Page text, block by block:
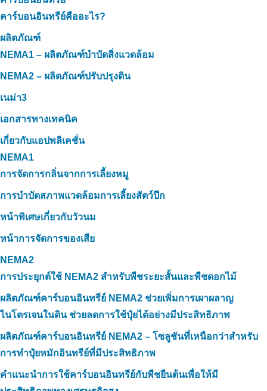
คาร์บอนอินทรีย์คืออะไร?
ผลิตภัณฑ์
NEMA1 – ผลิตภัณฑ์บำบัดสิ่งแวดล้อม
NEMA2 – ผลิตภัณฑ์ปรับปรุงดิน
เนม่า3
เอกสารทางเทคนิค
เกี่ยวกับแอปพลิเคชั่น
NEMA1
การจัดการกลิ่นจากการเลี้ยงหมู
การบำบัดสภาพแวดล้อมการเลี้ยงสัตว์ปีก
หน้าพิเศษเกี่ยวกับวัวนม
หน้าการจัดการของเสีย
NEMA2
การประยุกต์ใช้ NEMA2 สำหรับพืชระยะสั้นและพืชดอกไม้
ผลิตภัณฑ์คาร์บอนอินทรีย์ NEMA2 ช่วยเพิ่มการเผาผลาญ
ไนโตรเจนในดิน ช่วยลดการใช้ปุ๋ยได้อย่างมีประสิทธิภาพ
ผลิตภัณฑ์คาร์บอนอินทรีย์ NEMA2 – โซลูชันที่เหนือกว่าสำหรับ
การทำปุ๋ยหมักอินทรีย์ที่มีประสิทธิภาพ
คำแนะนำการใช้คาร์บอนอินทรีย์กับพืชยืนต้นเพื่อให้มี